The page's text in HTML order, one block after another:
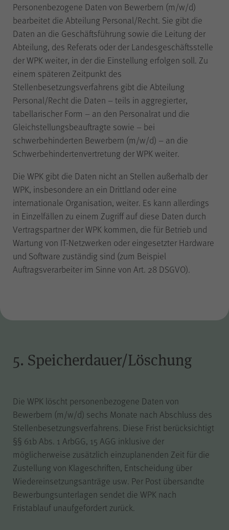
Personenbezogene Daten von Bewerbern (m/w/d)
bearbeitet die Abteilung Personal/Recht. Sie gibt die
Daten an die Geschäftsführung sowie die Leitung der
Abteilung, des Referats oder der Landesgeschäftsstelle
der WPK weiter, in der die Einstellung erfolgen soll. Zu
einem späteren Zeitpunkt des
Stellenbesetzungsverfahrens gibt die Abteilung
Personal/Recht die Daten – teils in aggregierter,
tabellarischer Form – an den Personalrat und die
Gleichstellungsbeauftragte sowie – bei
schwerbehinderten Bewerbern (m/w/d) – an die
Schwerbehindertenvertretung der WPK weiter.
Die WPK gibt die Daten nicht an Stellen außerhalb der
WPK, insbesondere an ein Drittland oder eine
internationale Organisation, weiter. Es kann allerdings
in Einzelfällen zu einem Zugriff auf diese Daten durch
Vertragspartner der WPK kommen, die für Betrieb und
Wartung von IT-Netzwerken oder eingesetzter Hardware
und Software zuständig sind (zum Beispiel
Auftragsverarbeiter im Sinne von Art. 28 DSGVO).
5. Speicherdauer/Löschung
Die WPK löscht personenbezogene Daten von
Bewerbern (m/w/d) sechs Monate nach Abschluss des
Stellenbesetzungsverfahrens. Diese Frist berücksichtigt
§§ 61b Abs. 1 ArbGG, 15 AGG inklusive der
möglicherweise zusätzlich einzuplanenden Zeit für die
Zustellung von Klageschriften, Entscheidung über
Wiedereinsetzungsanträge usw. Per Post übersandte
Bewerbungsunterlagen sendet die WPK nach
Fristablauf unaufgefordert zurück.
Name JSESSIONID
Anbieter WPK
Laufzeit Sitzungsende
Zweck
Gilt nur für den
passwortgeschützten
WPK“:
Temporäres Speichern von
Informationen eines Besuchers
durchJSP(JavaServer Pages)
zur Gewährleistung der
einwandfreien Funktionsweise
des Mitgliederbereichs.
Laufzeit 60 Sekunden
Zweck
Gilt nur für den
passwortgeschützten
Mitgliederbereich „Meine
WPK“:
Speichern und Wiederherstellen
einer genauen Scroll-Position
auf bestimmten Seiten innerhalb
des Mitgliederbereichs.